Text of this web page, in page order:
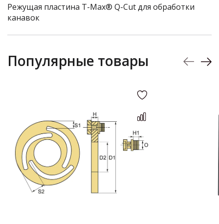
Режущая пластина T-Max® Q-Cut для обработки
канавок
Популярные товары